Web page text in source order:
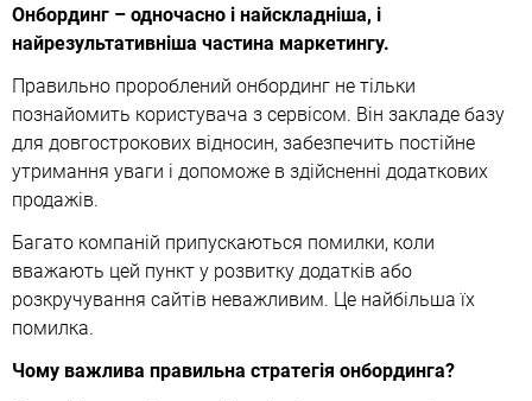
Онбординг – одночасно і найскладніша, і
найрезультативніша частина маркетингу.
Правильно пророблений онбординг не тільки
познайомить користувача з сервісом. Він закладе базу
для довгострокових відносин, забезпечить постійне
утримання уваги і допоможе в здійсненні додаткових
продажів.
Багато компаній припускаються помилки, коли
вважають цей пункт у розвитку додатків або
розкручування сайтів неважливим. Це найбільша їх
помилка.
Чому важлива правильна стратегія онбординга?